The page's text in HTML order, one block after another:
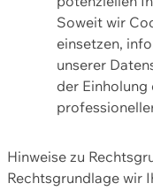
Soweit wir
einsetzen,
unserer
der
Hinweise zu
Rechtsgrundlage wir